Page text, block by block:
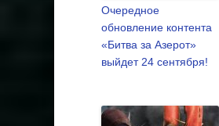
Очередное
обновление контента
«Битва за Азерот»
выйдет 24 сентября!